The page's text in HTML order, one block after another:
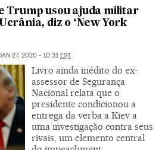
Trump usou ajuda militar
diz o ‘New York
27, 2020 - 10:31EST
Livro ainda inédito do ex-
assessor de Segurança
Nacional relata que o
presidente condicionou a
entrega da verba a Kiev a
uma investigação contra seus
rivais, um elemento central